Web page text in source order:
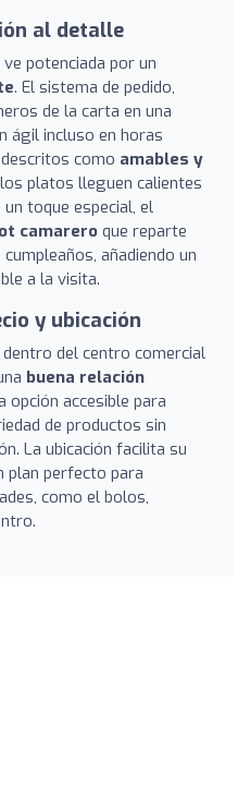
al detalle
potenciada por un
. El sistema de pedido,
de la carta en una
ágil incluso en horas
como amables y
platos lleguen calientes
toque especial, el
camarero que reparte
añadiendo un
a la visita.
y ubicación
del centro comercial
buena relación
opción accesible para
de productos sin
La ubicación facilita su
plan perfecto para
como el bolos,